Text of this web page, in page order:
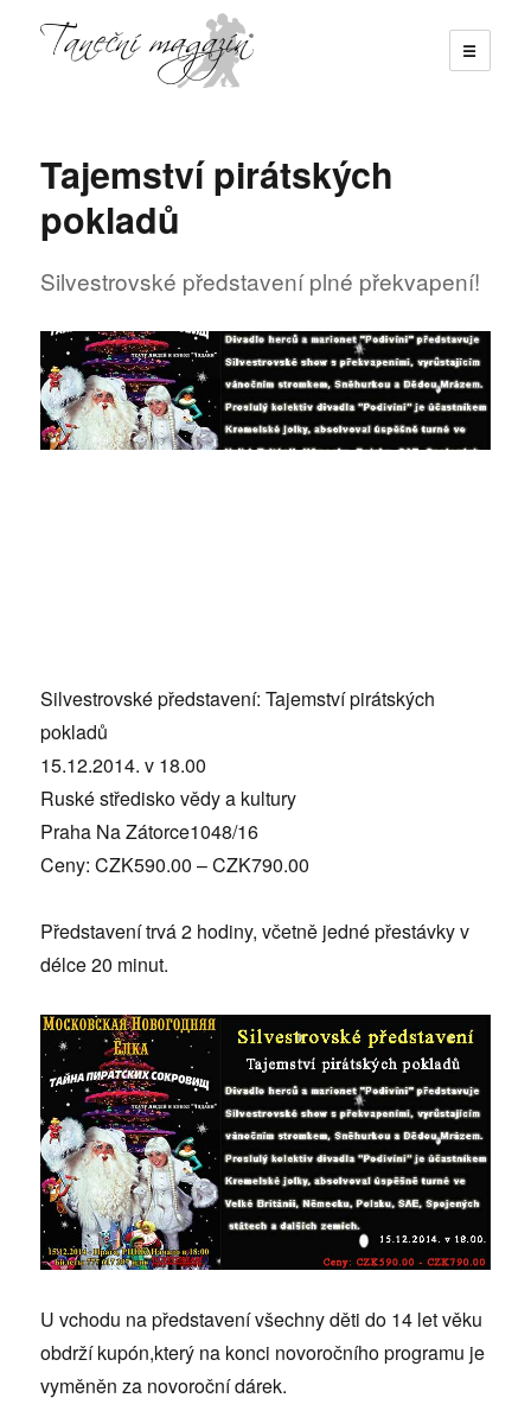
☰
Tajemství pirátských
pokladů
Silvestrovské představení plné překvapení!
Silvestrovské představení: Tajemství pirátských
pokladů
15.12.2014. v 18.00
Ruské středisko vědy a kultury
Praha Na Zátorce1048/16
Ceny: CZK590.00 – CZK790.00
Představení trvá 2 hodiny, včetně jedné přestávky v
délce 20 minut.
U vchodu na představení všechny děti do 14 let věku
obdrží kupón,který na konci novoročního programu je
vyměněn za novoroční dárek.